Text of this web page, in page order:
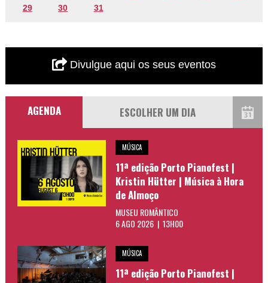
29
30 31
Divulgue aqui os seus eventos
AGENDA
MÚSICA
11ª edição Porto Pianofest |
Kristin Hütter | Música à Hora
de Almoço
MUSEU ROMÂNTICO
6 AGO 2026 | 13H00
MÚSICA
11ª edição Porto Pianofest |